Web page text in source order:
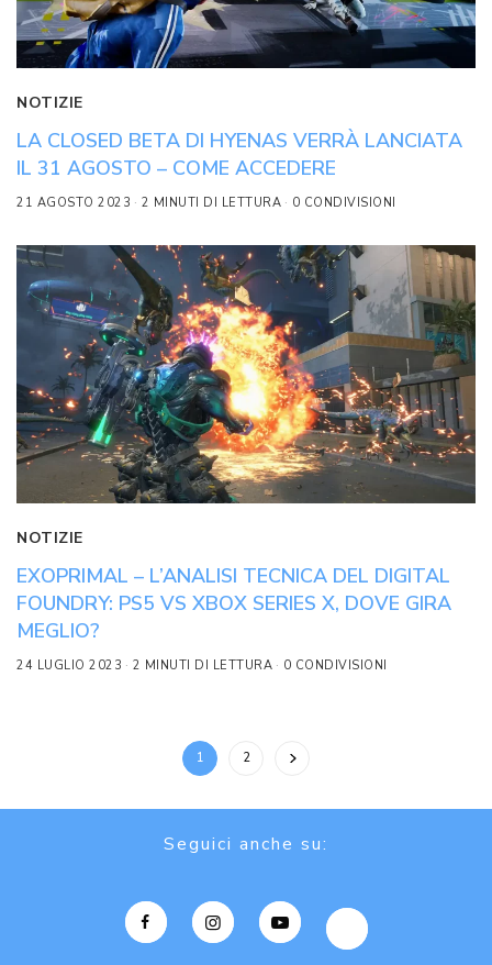
NOTIZIE
LA CLOSED BETA DI HYENAS VERRÀ LANCIATA
IL 31 AGOSTO – COME ACCEDERE
21 AGOSTO 2023 2 MINUTI DI LETTURA 0 CONDIVISIONI
NOTIZIE
EXOPRIMAL – L’ANALISI TECNICA DEL DIGITAL
FOUNDRY: PS5 VS XBOX SERIES X, DOVE GIRA
MEGLIO?
24 LUGLIO 2023 2 MINUTI DI LETTURA 0 CONDIVISIONI
1 2
Seguici anche su: